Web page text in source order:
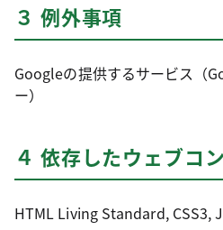
３ 例外事項
Googleの提供するサービス（
ー）
４ 依存したウェブコ
HTML Living Standard, CSS3,